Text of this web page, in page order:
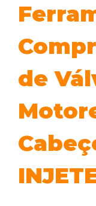
de